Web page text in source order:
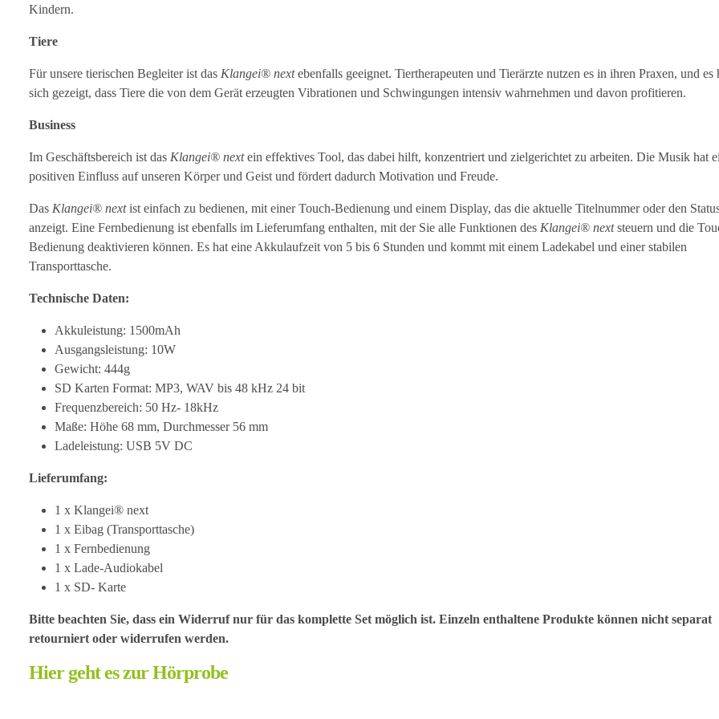
Kindern.
Tiere
Für unsere tierischen Begleiter ist das Klangei® nextebenfalls geeignet. Tiertherapeuten und Tierärzte nutzen es in ihren Praxen, und es
sich gezeigt, dass Tiere die von dem Gerät erzeugten Vibrationen und Schwingungen intensiv wahrnehmen und davon profitieren.
Business
Im Geschäftsbereich ist das Klangei® nextein effektives Tool, das dabei hilft, konzentriert und zielgerichtet zu arbeiten. Die Musik hat
positiven Einfluss auf unseren Körper und Geist und fördert dadurch Motivation und Freude.
Das Klangei® nextist einfach zu bedienen, mit einer Touch-Bedienung und einem Display, das die aktuelle Titelnummer oder den
anzeigt. Eine Fernbedienung ist ebenfalls im Lieferumfang enthalten, mit der Sie alle Funktionen des Klangei® nextsteuern und die
Bedienung deaktivieren können. Es hat eine Akkulaufzeit von 5 bis 6 Stunden und kommt mit einem Ladekabel und einer stabilen
Transporttasche.
Technische Daten:
Akkuleistung: 1500mAh
Ausgangsleistung: 10W
Gewicht: 444g
SD Karten Format: MP3, WAV bis 48 kHz 24 bit
Frequenzbereich: 50 Hz- 18kHz
Maße: Höhe 68 mm, Durchmesser 56 mm
Ladeleistung: USB 5V DC
Lieferumfang:
1 x Klangei® next
1 x Eibag (Transporttasche)
1 x Fernbedienung
1 x Lade-Audiokabel
1 x SD- Karte
Bitte beachten Sie, dass ein Widerruf nur für das komplette Set möglich ist. Einzeln enthaltene Produkte können nicht separat
retourniert oder widerrufen werden.
Hier geht es zur Hörprobe